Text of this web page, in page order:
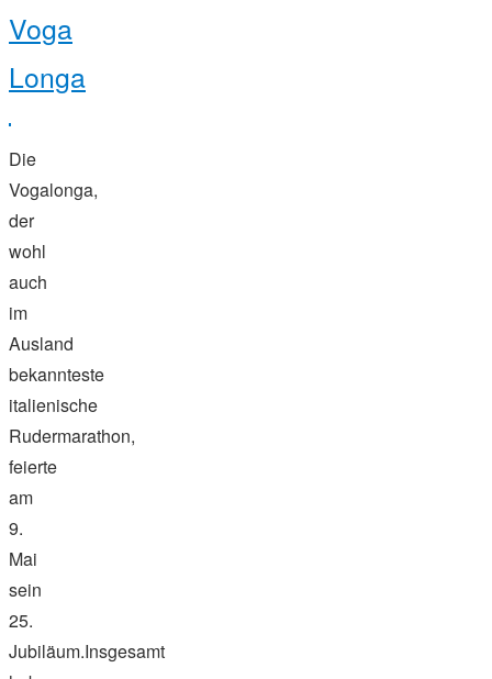
Voga
Longa
Die
Vogalonga,
der
wohl
auch
im
Ausland
bekannteste
italienische
Rudermarathon,
feierte
am
9.
Mai
sein
25.
Jubiläum.Insgesamt